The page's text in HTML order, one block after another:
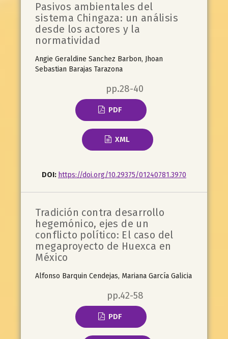
Pasivos ambientales del
sistema Chingaza: un análisis
desde los actores y la
normatividad
Angie Geraldine Sanchez Barbon, Jhoan
Sebastian Barajas Tarazona
pp.28-40
PDF
XML
DOI: https://doi.org/10.29375/01240781.3970
Tradición contra desarrollo
hegemónico, ejes de un
conflicto político: El caso del
megaproyecto de Huexca en
México
Alfonso Barquin Cendejas, Mariana García Galicia
pp.42-58
PDF